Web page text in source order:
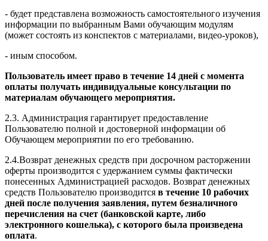
- будет представлена возможность самостоятельного изучения
информации по выбранным Вами обучающим модулям
(может состоять из конспектов с материалами, видео-уроков),
- иным способом.
Пользователь имеет право в течение 14 дней с момента
оплаты получать индивидуальные консультации по
материалам обучающего мероприятия.
2.3. Администрация гарантирует предоставление
Пользователю полной и достоверной информации об
Обучающем мероприятии по его требованию.
2.4.Возврат денежных средств при досрочном расторжении
оферты производится с удержанием суммы фактически
понесенных Администрацией расходов. Возврат денежных
средств Пользователю производится в течение 10 рабочих
дней после получения заявления, путем безналичного
перечисления на счет (банковской карте, либо
электронного кошелька), с которого была произведена
оплата.